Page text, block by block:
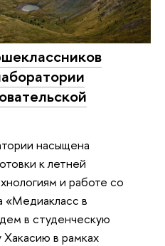
насыщена
к летней
и работе со
«Медиакласс в
в студенческую
в рамках